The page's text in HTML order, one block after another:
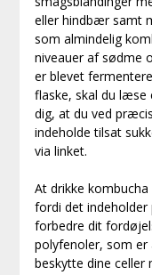
eller hindbær samt
som almindelig
niveauer af sødme
er blevet
flaske, skal du læse
dig, at du ved
indeholde tilsat
via linket.
At drikke
fordi det
forbedre dit
polyfenoler, som
beskytte dine celler